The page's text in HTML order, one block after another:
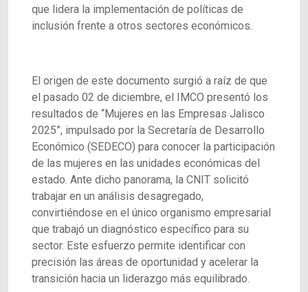
que lidera la implementación de políticas de
inclusión frente a otros sectores económicos.
El origen de este documento surgió a raíz de que
el pasado 02 de diciembre, el IMCO presentó los
resultados de “Mujeres en las Empresas Jalisco
2025”, impulsado por la Secretaría de Desarrollo
Económico (SEDECO) para conocer la participación
de las mujeres en las unidades económicas del
estado. Ante dicho panorama, la CNIT solicitó
trabajar en un análisis desagregado,
convirtiéndose en el único organismo empresarial
que trabajó un diagnóstico específico para su
sector. Este esfuerzo permite identificar con
precisión las áreas de oportunidad y acelerar la
transición hacia un liderazgo más equilibrado.